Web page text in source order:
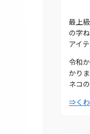
最上
の字
アイ
令和
かりま
ネコ
⇒くわ